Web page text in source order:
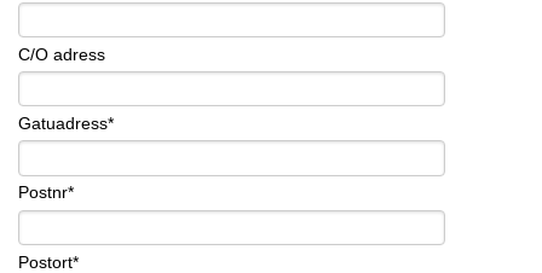
C/O adress
Gatuadress*
Postnr*
Postort*